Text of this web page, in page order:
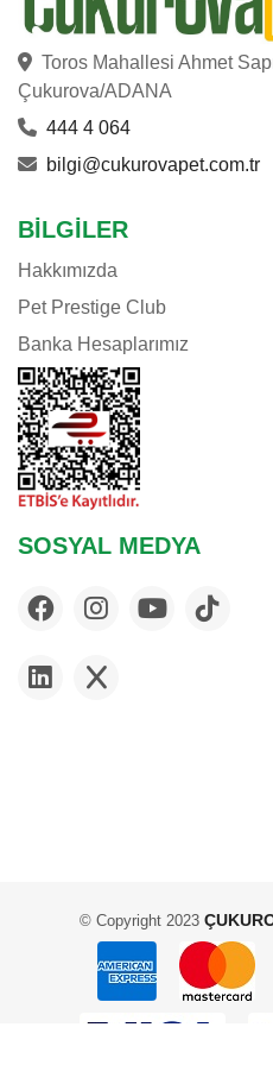
DOG CHOW
DOGIT
DOPHIN
E-JET
EXO TERRA
EZYDOG
FELIX
FERPLAST
FLAMINGO
FLEXI
G & B
GIMCAT
JOE'S CAT
KARLIE
Toros Mahallesi Ahmet
Çukurova/ADANA
444 4 064
bilgi@cukurovapet.com.tr
BILGILER
Hakkımızda
Pet Prestige Club
Banka Hesaplarımız
SOSYAL MEDYA
© Copyright 2023